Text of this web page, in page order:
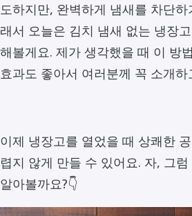
도하지만, 완벽하게 냄새를 차단
래서 오늘은 김치 냄새 없는 냉장
해볼게요. 제가 생각했을 때 이 방
효과도 좋아서 여러분께 꼭 소개하
이제 냉장고를 열었을 때 상쾌한
렵지 않게 만들 수 있어요. 자, 그
알아볼까요?👇